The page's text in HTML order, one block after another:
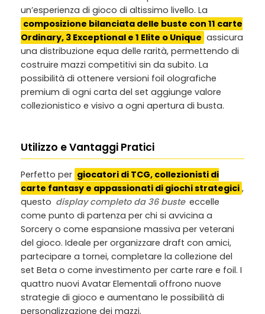
un’esperienza di gioco di altissimo livello. La
composizione bilanciata delle buste con 11 carte
Ordinary, 3 Exceptional e 1 Elite o Unique assicura
una distribuzione equa delle rarità, permettendo di
costruire mazzi competitivi sin da subito. La
possibilità di ottenere versioni foil olografiche
premium di ogni carta del set aggiunge valore
collezionistico e visivo a ogni apertura di busta.
Utilizzo e Vantaggi Pratici
Perfetto per giocatori di TCG, collezionisti di
carte fantasy e appassionati di giochi strategici ,
questo display completo da 36 buste eccelle
come punto di partenza per chi si avvicina a
Sorcery o come espansione massiva per veterani
del gioco. Ideale per organizzare draft con amici,
partecipare a tornei, completare la collezione del
set Beta o come investimento per carte rare e foil. I
quattro nuovi Avatar Elementali offrono nuove
strategie di gioco e aumentano le possibilità di
personalizzazione dei mazzi.